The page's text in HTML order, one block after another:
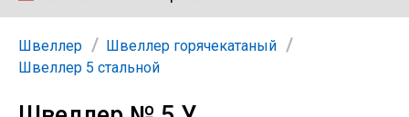
Арматура
Швеллер
Швеллер горячекатаный
Швеллер 5 стальной